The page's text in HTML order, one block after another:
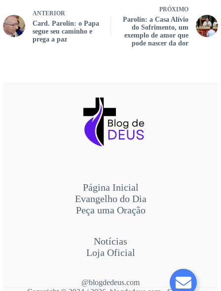
ANTERIOR
Card. Parolin: o Papa
segue seu caminho e
prega a paz
PRÓXIMO
Parolin: a Casa Alívio
do Sofrimento, um
exemplo de amor que
pode nascer da dor
Página Inicial
Evangelho do Dia
Peça uma Oração
Notícias
Loja Oficial
@blogdedeus.com